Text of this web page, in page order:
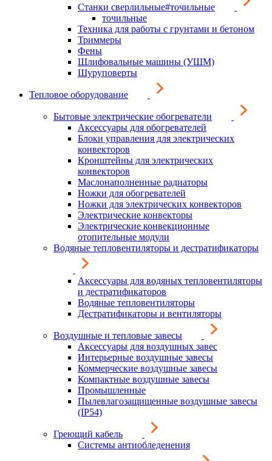
Станки сверлильные#точильные
точильные
Техника для работы с грунтами и бетоном
Триммеры
Фены
Шлифовальные машины (УШМ)
Шуруповерты
Тепловое оборудование
Бытовые электрические обогреватели
Аксессуары для обогревателей
Блоки управления для электрических
конвекторов
Кронштейны для электрических
конвекторов
Маслонаполненные радиаторы
Ножки для обогревателей
Ножки для электрических конвекторов
Электрические конвекторы
Электрические конвекционные
отопительные модули
Водяные тепловентиляторы и дестратификаторы
Аксессуары для водяных тепловентиляторы
и дестратификаторов
Водяные тепловентиляторы
Дестратификаторы и вентиляторы
Воздушные и тепловые завесы
Аксессуары для воздушных завес
Интерьерные воздушные завесы
Коммерческие воздушные завесы
Компактные воздушные завесы
Промышленные
Пылевлагозащищенные воздушные завесы
(IP54)
Греющий кабель
Системы антиобледенения